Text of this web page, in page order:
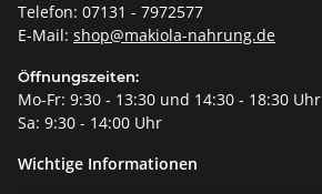
Telefon: 07131 - 7972577
E-Mail: shop@makiola-nahrung.de
Öffnungszeiten:
Mo-Fr: 9:30 - 13:30 und 14:30 - 18:30 Uhr
Sa: 9:30 - 14:00 Uhr
Wichtige Informationen